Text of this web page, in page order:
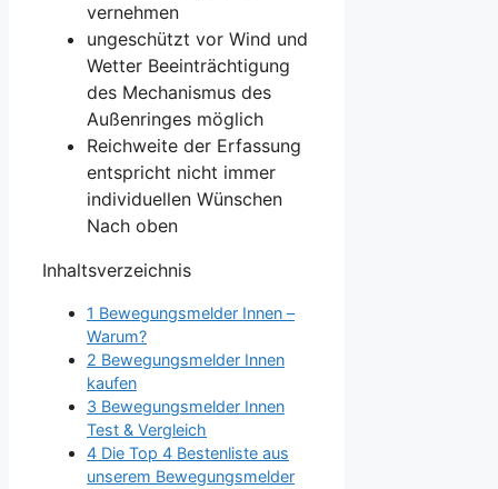
vernehmen
ungeschützt vor Wind und
Wetter Beeinträchtigung
des Mechanismus des
Außenringes möglich
Reichweite der Erfassung
entspricht nicht immer
individuellen Wünschen
Nach oben
Inhaltsverzeichnis
1 Bewegungsmelder Innen –
Warum?
2 Bewegungsmelder Innen
kaufen
3 Bewegungsmelder Innen
Test & Vergleich
4 Die Top 4 Bestenliste aus
unserem Bewegungsmelder